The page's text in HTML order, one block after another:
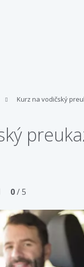
Kurz na vodičský
0/ 5